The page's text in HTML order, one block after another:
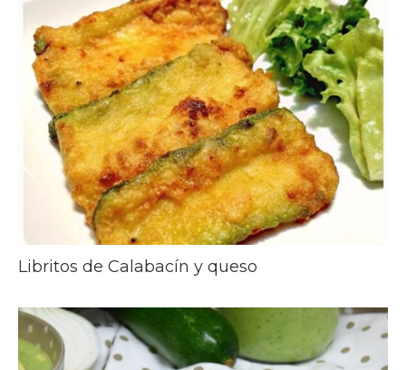
Libritos de Calabacín y queso